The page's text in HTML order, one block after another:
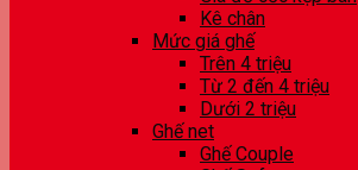
Kê chân
Mức giá ghế
Trên 4 triệu
Từ 2 đến 4 triệu
Dưới 2 triệu
Ghế net
Ghế Couple